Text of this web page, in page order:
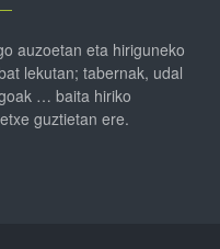
auzoetan eta hiriguneko
lekutan; tabernak, udal
… baita hiriko
guztietan ere.